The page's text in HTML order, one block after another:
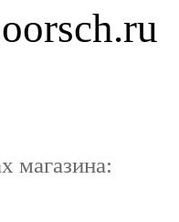
магазина: